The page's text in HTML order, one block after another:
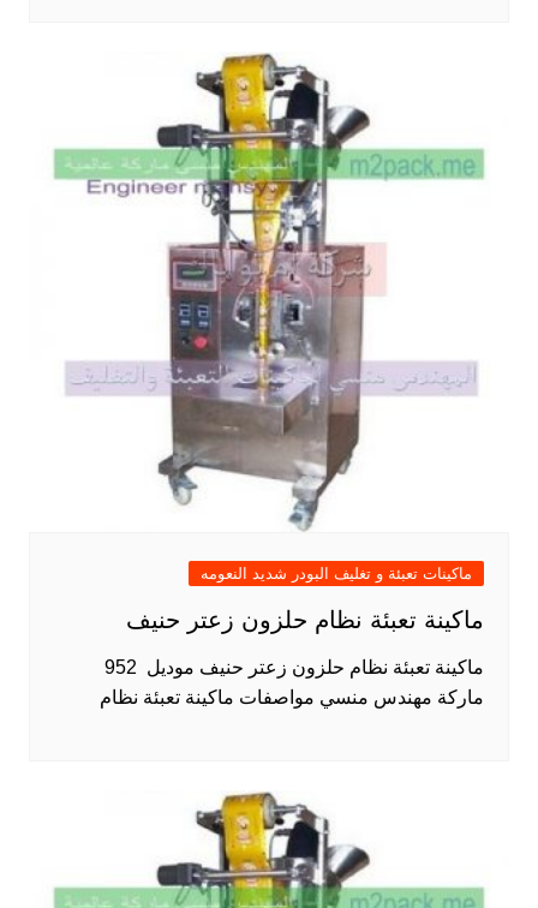
ماكينات تعبئة و تغليف البودر شديد النعومه
ماكينة تعبئة نظام حلزون زعتر حنيف
ماكينة تعبئة نظام حلزون زعتر حنيف موديل 952
ماركة مهندس منسي مواصفات ماكينة تعبئة نظام